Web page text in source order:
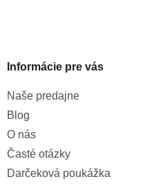
Informácie pre vás
Naše predajne
Blog
O nás
Časté otázky
Darčeková poukážka